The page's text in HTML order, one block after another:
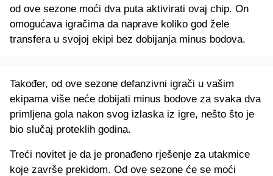
od ove sezone moći dva puta aktivirati ovaj chip. On
omogućava igračima da naprave koliko god žele
transfera u svojoj ekipi bez dobijanja minus bodova.
Također, od ove sezone defanzivni igrači u vašim
ekipama više neće dobijati minus bodove za svaka dva
primljena gola nakon svog izlaska iz igre, nešto što je
bio slučaj proteklih godina.
Treći novitet je da je pronađeno rješenje za utakmice
koje završe prekidom. Od ove sezone će se moći